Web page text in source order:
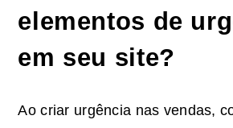
elementos de
em seu site?
Ao criar urgência nas vendas,